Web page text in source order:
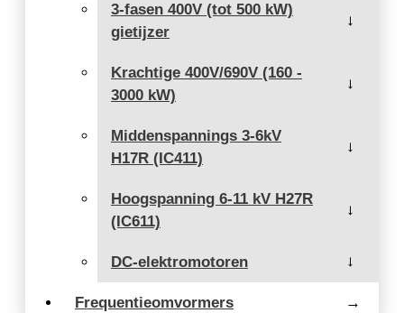
3-fasen 400V (tot 500 kW)
gietijzer
→
Krachtige 400V/690V (160 -
3000 kW)
→
Middenspannings 3-6kV
H17R (IC411)
→
Hoogspanning 6-11 kV H27R
(IC611)
→
DC-elektromotoren →
Frequentieomvormers →